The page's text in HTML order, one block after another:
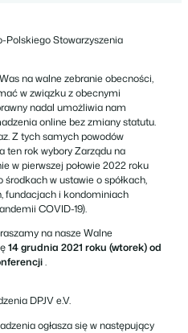
Polskiego Stowarzyszenia
na walne zebranie obecności,
w związku z obecnymi
nadal umożliwia nam
online bez zmiany statutu.
Z tych samych powodów
ten rok wybory Zarządu na
w pierwszej połowie 2022 roku
środkach w ustawie o spółkach,
fundacjach i kondominiach
COVID-19).
na nasze Walne
14 grudnia 2021 roku (wtorek) od
.
DPJV e.V.
ogłasza się w następujący